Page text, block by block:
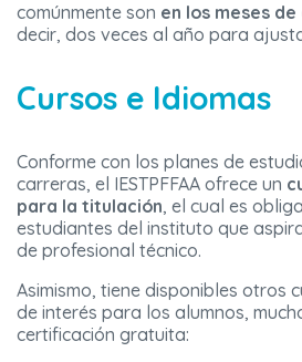
comúnmente son en los meses
decir, dos veces al año para
Cursos e Idiomas
Conforme con los planes de
carreras, el IESTPFFAA ofrece un
para la titulación, el cual es
estudiantes del instituto que
de profesional técnico.
Asimismo, tiene disponibles otros
de interés para los alumnos,
certificación gratuita: